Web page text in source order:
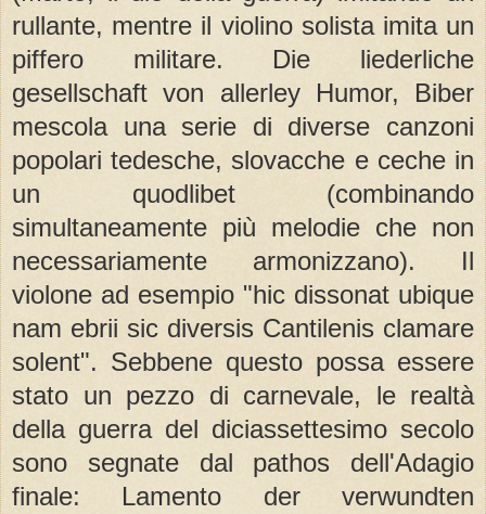
rullante, mentre il violino solista imita un
piffero militare. Die liederliche
gesellschaft von allerley Humor, Biber
mescola una serie di diverse canzoni
popolari tedesche, slovacche e ceche in
un quodlibet (combinando
simultaneamente più melodie che non
necessariamente armonizzano). Il
violone ad esempio "hic dissonat ubique
nam ebrii sic diversis Cantilenis clamare
solent". Sebbene questo possa essere
stato un pezzo di carnevale, le realtà
della guerra del diciassettesimo secolo
sono segnate dal pathos dell'Adagio
finale: Lamento der verwundten